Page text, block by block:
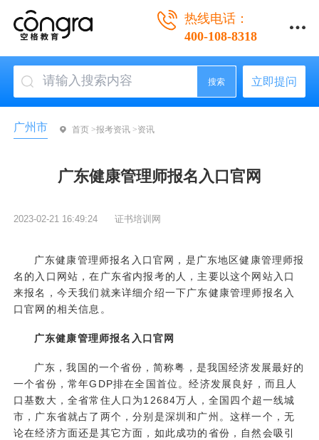
热线电话：
400-108-8318
搜索 立即提问
广州市 首页 >报考资讯 >资讯
广东健康管理师报名入口官网
2023-02-21 16:49:24 证书培训网
广东健康管理师报名入口官网，是广东地区健康管理师报
名的入口网站，在广东省内报考的人，主要以这个网站入口
来报名，今天我们就来详细介绍一下广东健康管理师报名入
口官网的相关信息。
广东健康管理师报名入口官网
广东，我国的一个省份，简称粤，是我国经济发展最好的
一个省份，常年GDP排在全国首位。经济发展良好，而且人
口基数大，全省常住人口为12684万人，全国四个超一线城
市，广东省就占了两个，分别是深圳和广州。这样一个，无
论在经济方面还是其它方面，如此成功的省份，自然会吸引